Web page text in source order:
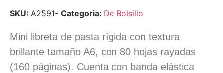
SKU: A2591- Categoria: De Bolsillo
Mini libreta de pasta rígida con textura
brillante tamaño A6, con 80 hojas rayadas
(160 páginas). Cuenta con banda elástica